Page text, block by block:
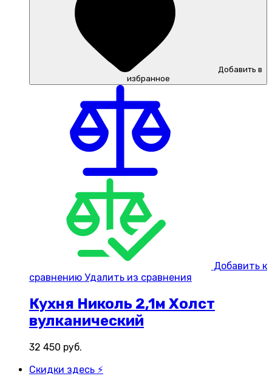
Добавить в
избранное
Добавить к
сравнению Удалить из сравнения
Кухня Николь 2,1м Холст
вулканический
32 450 руб.
Скидки здесь ⚡